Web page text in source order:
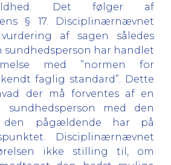
Det følger af
§ 17. Disciplinærnævnet
af sagen således
sundhedsperson har handlet
med ”normen for
faglig standard”. Dette
der må forventes af en
sundhedsperson med den
den pågældende har på
Disciplinærnævnet
ikke stilling til, om